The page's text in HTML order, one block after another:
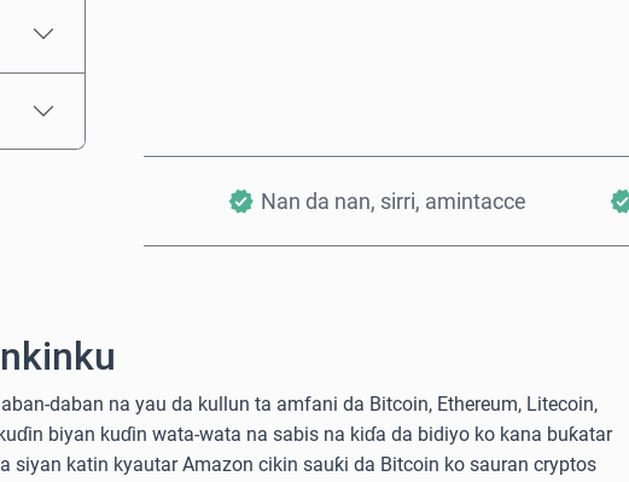
Nan da nan, sirri, amintacce
daban na yau da kullun ta amfani da Bitcoin, Ethereum, Litecoin,
biyan kuɗin wata-wata na sabis na kiɗa da bidiyo ko kana buƙatar
katin kyautar Amazon cikin sauƙi da Bitcoin ko sauran cryptos